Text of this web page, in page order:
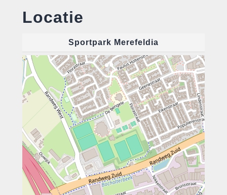
Locatie
Sportpark Merefeldia